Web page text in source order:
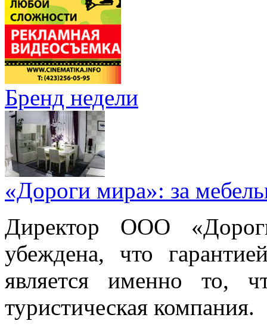
Бренд недели
«Дороги мира»: за
Директор ООО
убеждена, что
является именно то,
туристическая компания.